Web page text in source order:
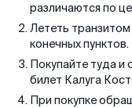
различаются по
Лететь
конечных пунктов.
Покупайте туда и
билет Калуга
При покупке